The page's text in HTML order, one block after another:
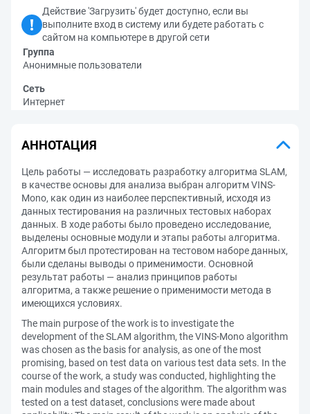
Действие 'Загрузить' будет доступно, если вы
выполните вход в систему или будете работать с
сайтом на компьютере в другой сети
Группа
Анонимные пользователи
Сеть
Интернет
АННОТАЦИЯ
Цель работы — исследовать разработку алгоритма SLAM,
в качестве основы для анализа выбран алгоритм VINS-
Mono, как один из наиболее перспективный, исходя из
данных тестирования на различных тестовых наборах
данных. В ходе работы было проведено исследование,
выделены основные модули и этапы работы алгоритма.
Алгоритм был протестирован на тестовом наборе данных,
были сделаны выводы о применимости. Основной
результат работы — анализ принципов работы
алгоритма, а также решение о применимости метода в
имеющихся условиях.
The main purpose of the work is to investigate the
development of the SLAM algorithm, the VINS-Mono algorithm
was chosen as the basis for analysis, as one of the most
promising, based on test data on various test data sets. In the
course of the work, a study was conducted, highlighting the
main modules and stages of the algorithm. The algorithm was
tested on a test dataset, conclusions were made about